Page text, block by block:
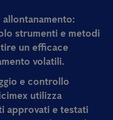
strumenti e metodi
un efficace
volatili.
e controllo
utilizza
approvati e testati